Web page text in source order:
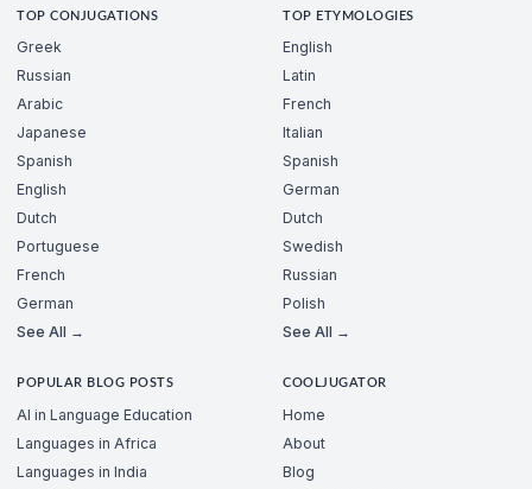
TOP CONJUGATIONS
Greek
Russian
Arabic
Japanese
Spanish
English
Dutch
Portuguese
French
German
See All →
TOP ETYMOLOGIES
English
Latin
French
Italian
Spanish
German
Dutch
Swedish
Russian
Polish
See All →
POPULAR BLOG POSTS
AI in Language Education
Languages in Africa
Languages in India
COOLJUGATOR
Home
About
Blog